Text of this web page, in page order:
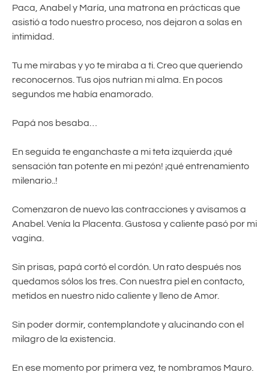
Paca, Anabel y María, una matrona en prácticas que
asistió a todo nuestro proceso, nos dejaron a solas en
intimidad.
Tu me mirabas y yo te miraba a ti. Creo que queriendo
reconocernos. Tus ojos nutrian mi alma. En pocos
segundos me había enamorado.
Papá nos besaba…
En seguida te enganchaste a mi teta izquierda ¡qué
sensación tan potente en mi pezón! ¡qué entrenamiento
milenario..!
Comenzaron de nuevo las contracciones y avisamos a
Anabel. Venía la Placenta. Gustosa y caliente pasó por mi
vagina.
Sin prisas, papá cortó el cordón. Un rato después nos
quedamos sólos los tres. Con nuestra piel en contacto,
metidos en nuestro nido caliente y lleno de Amor.
Sin poder dormir, contemplandote y alucinando con el
milagro de la existencia.
En ese momento por primera vez, te nombramos Mauro.